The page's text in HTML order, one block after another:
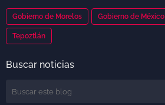
Gobierno de Morelos Gobierno de México
Tepoztlán
Buscar noticias